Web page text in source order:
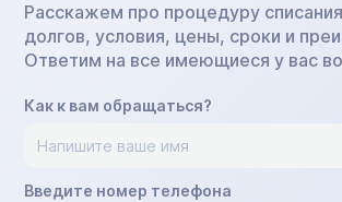
Расскажем про процедуру
долгов, условия, цены, сроки и
Ответим на все имеющиеся у вас
Как к вам обращаться?
Введите номер телефона